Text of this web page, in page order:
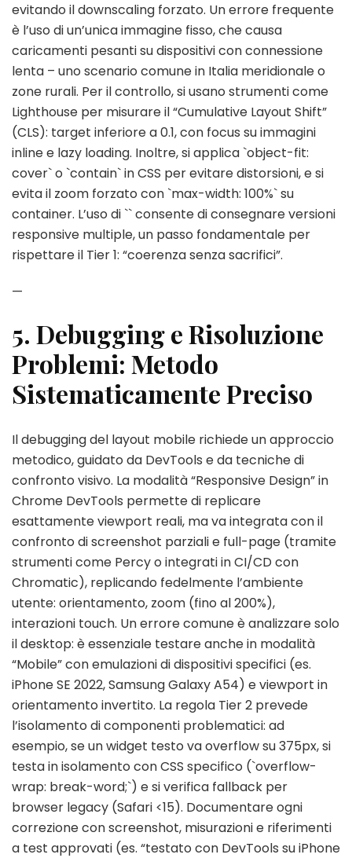
evitando il downscaling forzato. Un errore frequente
è l’uso di un’unica immagine fisso, che causa
caricamenti pesanti su dispositivi con connessione
lenta – uno scenario comune in Italia meridionale o
zone rurali. Per il controllo, si usano strumenti come
Lighthouse per misurare il “Cumulative Layout Shift”
(CLS): target inferiore a 0.1, con focus su immagini
inline e lazy loading. Inoltre, si applica `object-fit:
cover` o `contain` in CSS per evitare distorsioni, e si
evita il zoom forzato con `max-width: 100%` su
container. L’uso di `` consente di consegnare versioni
responsive multiple, un passo fondamentale per
rispettare il Tier 1: “coerenza senza sacrifici”.
—
5. Debugging e Risoluzione
Problemi: Metodo
Sistematicamente Preciso
Il debugging del layout mobile richiede un approccio
metodico, guidato da DevTools e da tecniche di
confronto visivo. La modalità “Responsive Design” in
Chrome DevTools permette di replicare
esattamente viewport reali, ma va integrata con il
confronto di screenshot parziali e full-page (tramite
strumenti come Percy o integrati in CI/CD con
Chromatic), replicando fedelmente l’ambiente
utente: orientamento, zoom (fino al 200%),
interazioni touch. Un errore comune è analizzare solo
il desktop: è essenziale testare anche in modalità
“Mobile” con emulazioni di dispositivi specifici (es.
iPhone SE 2022, Samsung Galaxy A54) e viewport in
orientamento invertito. La regola Tier 2 prevede
l’isolamento di componenti problematici: ad
esempio, se un widget testo va overflow su 375px, si
testa in isolamento con CSS specifico (`overflow-
wrap: break-word;`) e si verifica fallback per
browser legacy (Safari <15). Documentare ogni
correzione con screenshot, misurazioni e riferimenti
a test approvati (es. “testato con DevTools su iPhone